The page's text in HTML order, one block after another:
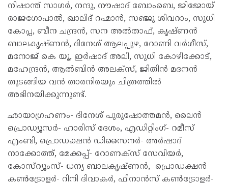
നിഷാന്ത് സാഗർ, നന്ദു, നൗഷാദ് ബോംബെ, ജിജോയ്
രാജഗോപാൽ, ഖാലിദ് റഹ്മാൻ, സഞ്ജു ശിവറാം, സുധി
കോപ്പ, ബീന ചന്ദ്രൻ, സന അൽതാഫ്, കൃഷ്ണൻ
ബാലകൃഷ്ണൻ, ദിനേശ് ആലപ്പുഴ, റോണി വർഗീസ്,
മനോജ് കെ യൂ, ഇർഷാദ് അലി, സുധി കോഴിക്കോട്,
മഹേന്ദ്രൻ, ആൽബിൻ അലക്സ്, ജിതിൻ മദനൻ
തുടങ്ങിയ വൻ താരനിരയും ചിത്രത്തിൽ
അഭിനയിക്കുന്നുണ്ട്.
ഛായാഗ്രഹണം- ദിനേശ് പുരുഷോത്തമൻ, ലൈൻ
പ്രൊഡ്യൂസർ- ഹാരിസ് ദേശം, എഡിറ്റിംഗ്- റമീസ്
എംബി, പ്രൊഡക്ഷൻ ഡിസൈനർ- അർഷാദ്
നാക്കോത്ത്, മേക്കപ്പ്- റോണക്സ് സേവിയർ,
കോസ്റ്യൂംസ്- ധന്യ ബാലകൃഷ്ണൻ, പ്രൊഡക്ഷൻ
കൺട്രോളർ- റിനി ദിവാകർ, ഫിനാൻസ് കൺട്രോളർ-